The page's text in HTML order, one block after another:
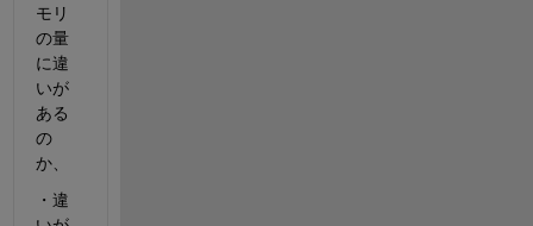
モリ
の量
に違
いが
ある
の
か、
・違